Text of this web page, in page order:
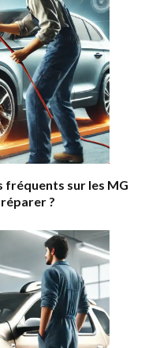
fréquents sur les MG
?